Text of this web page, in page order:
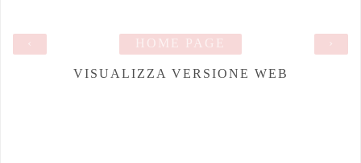
›
HOME PAGE
VISUALIZZA VERSIONE WEB